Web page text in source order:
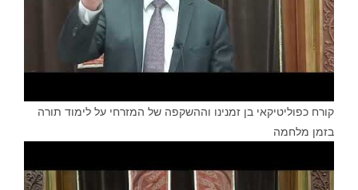
קורח כפוליטיקאי בן זמנינו וההשקפה של המזרחי על לימוד תורה
בזמן מלחמה